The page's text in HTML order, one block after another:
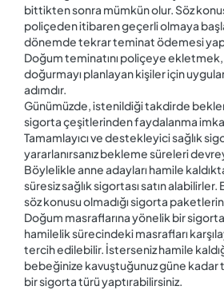
bittikten sonra mümkün olur. Söz
poliçeden itibaren geçerli olmaya
dönemde tekrar teminat ödemesi
Doğum teminatını poliçeye
doğurmayı planlayan kişiler için
adımdır.
Günümüzde, istenildiği takdirde
sigorta çeşitlerinden faydalanma
Tamamlayıcı ve destekleyici sağlık
yararlanırsanız bekleme süreleri
Böylelikle anne adayları hamile
süresiz sağlık sigortası satın
söz konusu olmadığı sigorta
Doğum masraflarına yönelik bir
hamilelik sürecindeki masrafları
tercih edilebilir. İsterseniz hamile
bebeğinize kavuştuğunuz güne kadar
bir sigorta türü yaptırabilirsiniz.